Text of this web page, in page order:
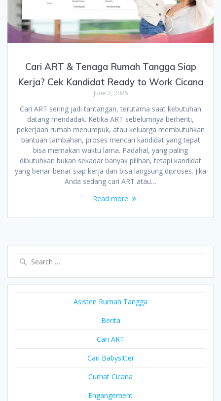
Cari ART & Tenaga Rumah Tangga Siap
Kerja? Cek Kandidat Ready to Work Cicana
June 2, 2026
Cari ART sering jadi tantangan, terutama saat kebutuhan
datang mendadak. Ketika ART sebelumnya berhenti,
pekerjaan rumah menumpuk, atau keluarga membutuhkan
bantuan tambahan, proses mencari kandidat yang tepat
bisa memakan waktu lama. Padahal, yang paling
dibutuhkan bukan sekadar banyak pilihan, tetapi kandidat
yang benar-benar siap kerja dan bisa langsung diproses. Jika
Anda sedang cari ART atau…
Read more
Asisten Rumah Tangga
Berita
Cari ART
Cari Babysitter
Curhat Cicana
Engangement